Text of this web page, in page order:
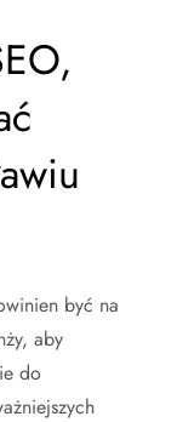
być na
aby
do